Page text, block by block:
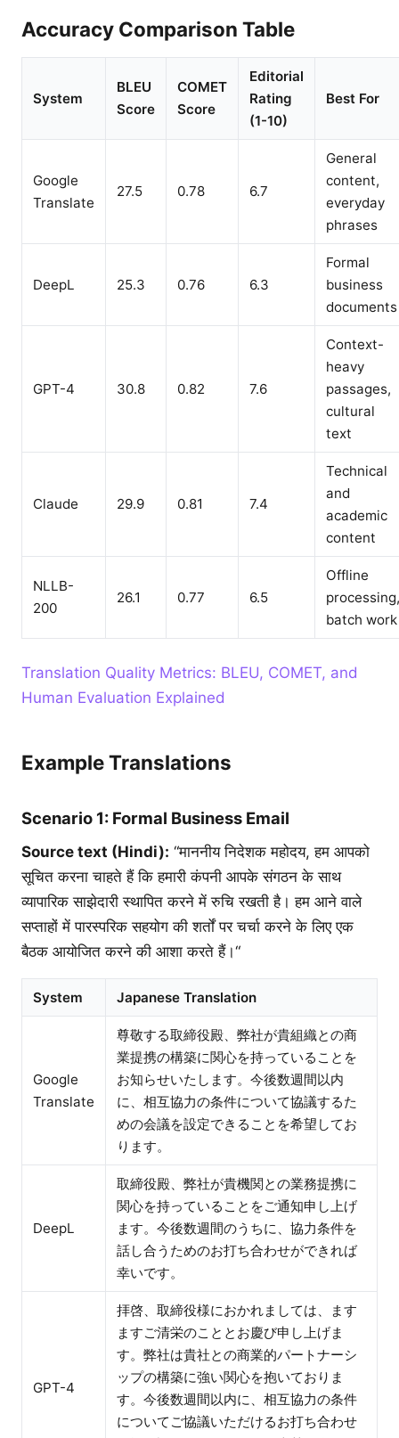
Accuracy Comparison Table
System
BLEU
Score
COMET
Score
Editorial
Rating
(1-10)
Best For
Google
Translate
27.5 0.78 6.7
General
content,
everyday
phrases
DeepL 25.3 0.76 6.3
Formal
business
documents
GPT-4 30.8 0.82 7.6
Context-
heavy
passages,
cultural
text
Claude 29.9 0.81 7.4
Technical
and
academic
content
NLLB-
200
26.1 0.77 6.5
Offline
processing,
batch work
Translation Quality Metrics: BLEU, COMET, and
Human Evaluation Explained
Example Translations
Scenario 1: Formal Business Email
Source text (Hindi): “माननीय निदेशक महोदय, हम आपको
सूचित करना चाहते हैं कि हमारी कंपनी आपके संगठन के साथ
व्यापारिक साझेदारी स्थापित करने में रुचि रखती है। हम आने वाले
सप्ताहों में पारस्परिक सहयोग की शर्तों पर चर्चा करने के लिए एक
बैठक आयोजित करने की आशा करते हैं।“
System Japanese Translation
Google
Translate
尊敬する取締役殿、弊社が貴組織との商
業提携の構築に関心を持っていることを
お知らせいたします。今後数週間以内
に、相互協力の条件について協議するた
めの会議を設定できることを希望してお
ります。
DeepL
取締役殿、弊社が貴機関との業務提携に
関心を持っていることをご通知申し上げ
ます。今後数週間のうちに、協力条件を
話し合うためのお打ち合わせができれば
幸いです。
GPT-4
拝啓、取締役様におかれましては、ます
ますご清栄のこととお慶び申し上げま
す。弊社は貴社との商業的パートナーシ
ップの構築に強い関心を抱いておりま
す。今後数週間以内に、相互協力の条件
についてご協議いただけるお打ち合わせ